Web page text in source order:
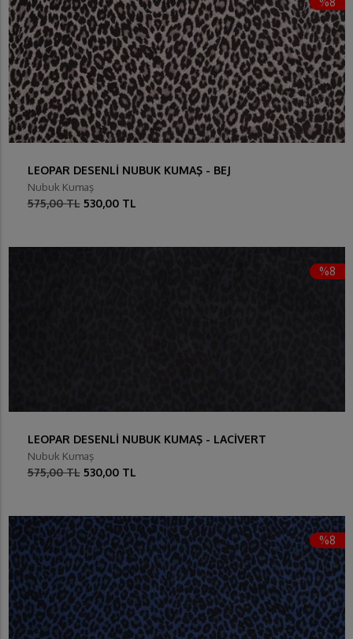
LEOPAR DESENLİ NUBUK KUMAŞ - BEJ
Nubuk Kumaş
575,00 TL 530,00 TL
%8
LEOPAR DESENLİ NUBUK KUMAŞ - LACİVERT
Nubuk Kumaş
575,00 TL 530,00 TL
%8